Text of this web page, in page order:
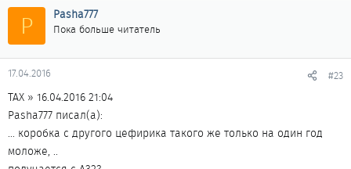
P Pasha777
Пока больше читатель
17.04.2016 #23
ТАХ » 16.04.2016 21:04
Pasha777 писал(а):
... коробка с другого цефирика такого же только на один год
моложе, ..